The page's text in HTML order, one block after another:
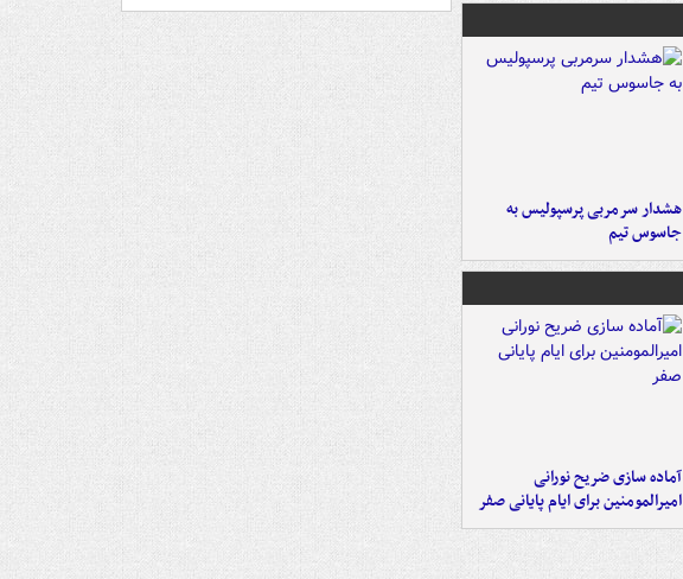
هشدار سرمربی پرسپولیس به
جاسوس تیم
آماده سازی ضریح نورانی
امیرالمومنین برای ایام پایانی صفر